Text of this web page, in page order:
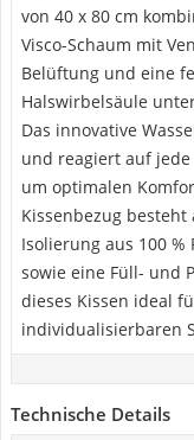
von 40 x 80 cm
Visco-Schaum mit
Belüftung und eine
Halswirbelsäule
Das innovative
und reagiert auf
um optimalen
Kissenbezug besteht
Isolierung aus 100
sowie eine Füll- und
dieses Kissen ideal
individualisierbaren
Technische Details